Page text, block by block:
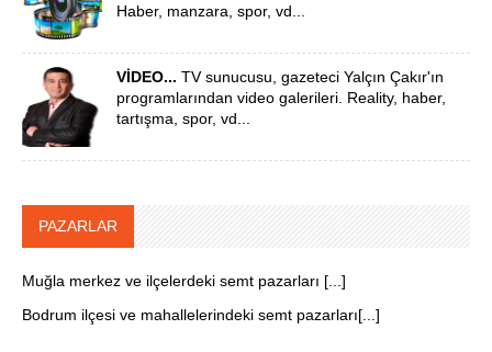
Haber, manzara, spor, vd...
VİDEO... TV sunucusu, gazeteci Yalçın Çakır'ın
programlarından video galerileri. Reality, haber,
tartışma, spor, vd...
PAZARLAR
Muğla merkez ve ilçelerdeki semt pazarları [...]
Bodrum ilçesi ve mahallelerindeki semt pazarları[...]